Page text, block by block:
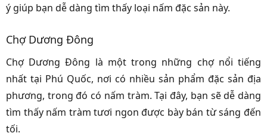
ý giúp bạn dễ dàng tìm thấy loại nấm đặc sản này.
Chợ Dương Đông
Chợ Dương Đông là một trong những chợ nổi tiếng
nhất tại Phú Quốc, nơi có nhiều sản phẩm đặc sản địa
phương, trong đó có nấm tràm. Tại đây, bạn sẽ dễ dàng
tìm thấy nấm tràm tươi ngon được bày bán từ sáng đến
tối.